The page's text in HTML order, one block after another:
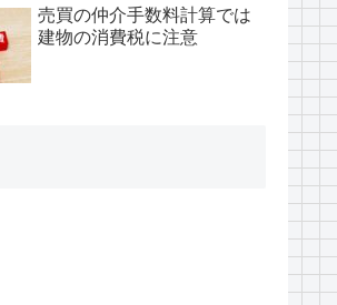
売買の仲介手数料計算では
建物の消費税に注意